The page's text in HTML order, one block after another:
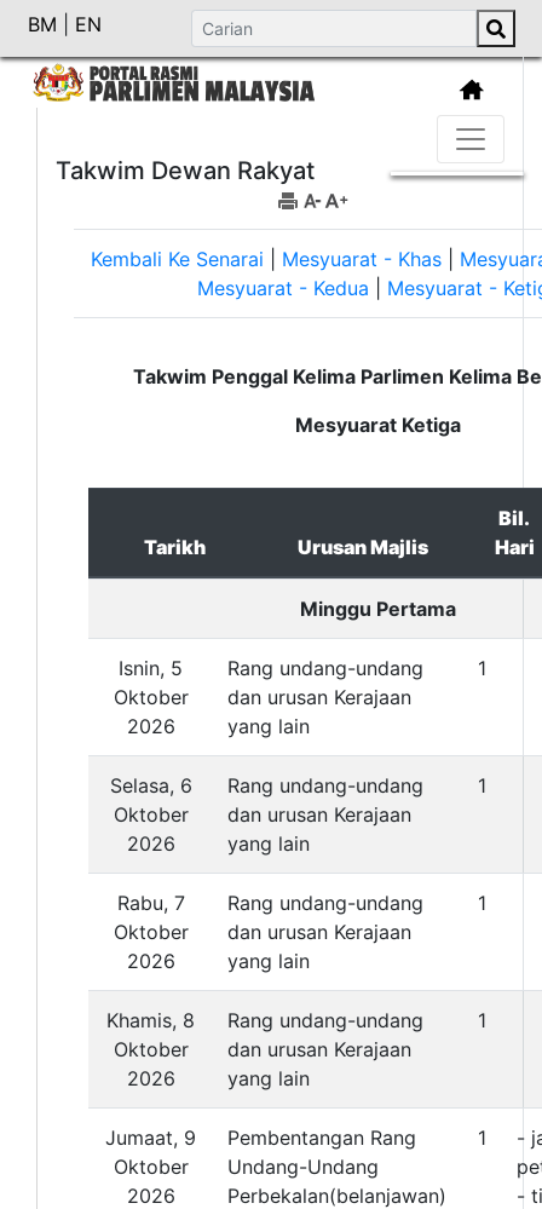
BM EN
Takwim Dewan Rakyat
Kembali Ke Senarai Mesyuarat - Khas
Mesyuarat - Kedua
Mesyuarat -
Takwim Penggal Kelima Parlimen Kelima
Mesyuarat Ketiga
Tarikh Urusan Majlis
Bil.
Hari
Minggu Pertama
Isnin, 5
Oktober
2026
Rang undang-undang
dan urusan Kerajaan
yang lain
1
Selasa, 6
Oktober
2026
Rang undang-undang
dan urusan Kerajaan
yang lain
1
Rabu, 7
Oktober
2026
Rang undang-undang
dan urusan Kerajaan
yang lain
1
Khamis, 8
Oktober
2026
Rang undang-undang
dan urusan Kerajaan
yang lain
1
Jumaat, 9
Oktober
2026
Pembentangan Rang
Undang-Undang
Perbekalan(belanjawan)
1
-
-